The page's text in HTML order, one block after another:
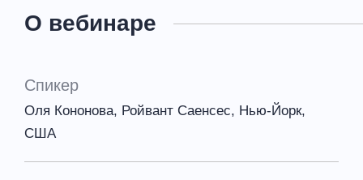
О вебинаре
Спикер
Оля Кононова, Ройвант Саенсес, Нью-Йорк,
США